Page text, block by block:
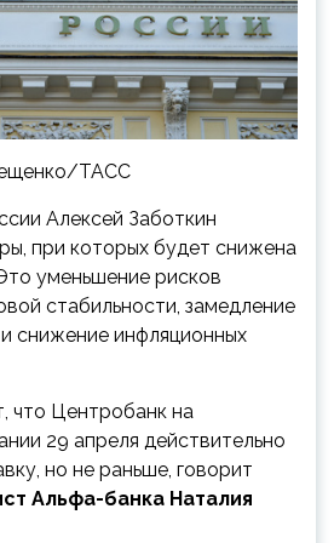
ТАСС
Алексей Заботкин
при которых будет снижена
уменьшение рисков
стабильности, замедление
снижение инфляционных
что Центробанк на
29 апреля действительно
но не раньше, говорит
Альфа-банка Наталия